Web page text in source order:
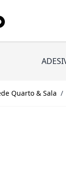
Quarto & Sala /